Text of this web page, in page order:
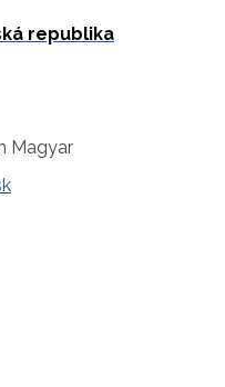
republika
Magyar